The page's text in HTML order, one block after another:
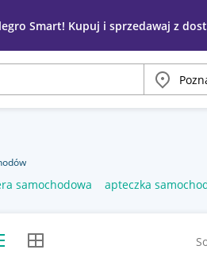
Smart! Kupuj i sprzedawaj z
Miasto
samochodowa apteczka
listy
Widok siatki